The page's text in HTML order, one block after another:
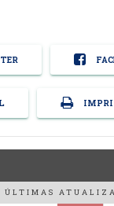
ÚLTIMAS